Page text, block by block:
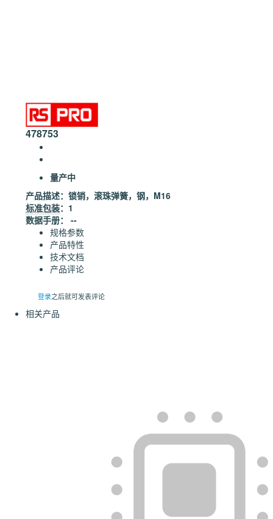
478753
量产中
产品描述： 锁销，滚珠弹簧，钢，M16
标准包装：1
数据手册： --
规格参数
产品特性
技术文档
产品评论
登录之后就可发表评论
相关产品